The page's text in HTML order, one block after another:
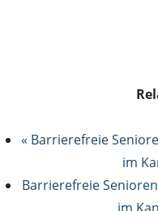
« Barrierefreie
im
Barrierefreie